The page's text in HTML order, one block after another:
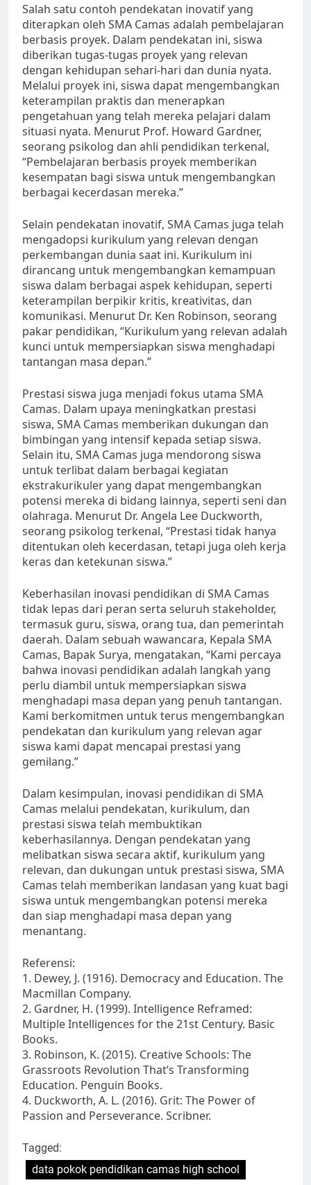
Salah satu contoh pendekatan inovatif yang
diterapkan oleh SMA Camas adalah pembelajaran
berbasis proyek. Dalam pendekatan ini, siswa
diberikan tugas-tugas proyek yang relevan
dengan kehidupan sehari-hari dan dunia nyata.
Melalui proyek ini, siswa dapat mengembangkan
keterampilan praktis dan menerapkan
pengetahuan yang telah mereka pelajari dalam
situasi nyata. Menurut Prof. Howard Gardner,
seorang psikolog dan ahli pendidikan terkenal,
“Pembelajaran berbasis proyek memberikan
kesempatan bagi siswa untuk mengembangkan
berbagai kecerdasan mereka.”
Selain pendekatan inovatif, SMA Camas juga telah
mengadopsi kurikulum yang relevan dengan
perkembangan dunia saat ini. Kurikulum ini
dirancang untuk mengembangkan kemampuan
siswa dalam berbagai aspek kehidupan, seperti
keterampilan berpikir kritis, kreativitas, dan
komunikasi. Menurut Dr. Ken Robinson, seorang
pakar pendidikan, “Kurikulum yang relevan adalah
kunci untuk mempersiapkan siswa menghadapi
tantangan masa depan.”
Prestasi siswa juga menjadi fokus utama SMA
Camas. Dalam upaya meningkatkan prestasi
siswa, SMA Camas memberikan dukungan dan
bimbingan yang intensif kepada setiap siswa.
Selain itu, SMA Camas juga mendorong siswa
untuk terlibat dalam berbagai kegiatan
ekstrakurikuler yang dapat mengembangkan
potensi mereka di bidang lainnya, seperti seni dan
olahraga. Menurut Dr. Angela Lee Duckworth,
seorang psikolog terkenal, “Prestasi tidak hanya
ditentukan oleh kecerdasan, tetapi juga oleh kerja
keras dan ketekunan siswa.”
Keberhasilan inovasi pendidikan di SMA Camas
tidak lepas dari peran serta seluruh stakeholder,
termasuk guru, siswa, orang tua, dan pemerintah
daerah. Dalam sebuah wawancara, Kepala SMA
Camas, Bapak Surya, mengatakan, “Kami percaya
bahwa inovasi pendidikan adalah langkah yang
perlu diambil untuk mempersiapkan siswa
menghadapi masa depan yang penuh tantangan.
Kami berkomitmen untuk terus mengembangkan
pendekatan dan kurikulum yang relevan agar
siswa kami dapat mencapai prestasi yang
gemilang.”
Dalam kesimpulan, inovasi pendidikan di SMA
Camas melalui pendekatan, kurikulum, dan
prestasi siswa telah membuktikan
keberhasilannya. Dengan pendekatan yang
melibatkan siswa secara aktif, kurikulum yang
relevan, dan dukungan untuk prestasi siswa, SMA
Camas telah memberikan landasan yang kuat bagi
siswa untuk mengembangkan potensi mereka
dan siap menghadapi masa depan yang
menantang.
Referensi:
1. Dewey, J. (1916). Democracy and Education. The
Macmillan Company.
2. Gardner, H. (1999). Intelligence Reframed:
Multiple Intelligences for the 21st Century. Basic
Books.
3. Robinson, K. (2015). Creative Schools: The
Grassroots Revolution That’s Transforming
Education. Penguin Books.
4. Duckworth, A. L. (2016). Grit: The Power of
Passion and Perseverance. Scribner.
Tagged:
data pokok pendidikan camas high school